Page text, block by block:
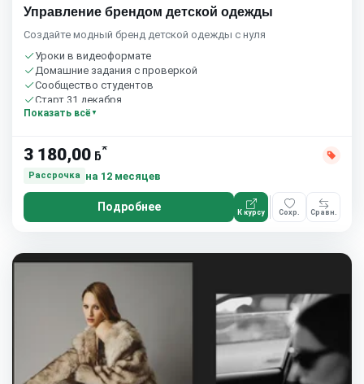
Управление брендом детской одежды
Создайте модный бренд детской одежды с нуля
Уроки в видеоформате
Домашние задания с проверкой
Сообщество студентов
Старт 31 декабря
Показать всё
3 180,00 ƃ*
Рассрочка на 12 месяцев
Подробнее К курсу Сохр. Сравн.